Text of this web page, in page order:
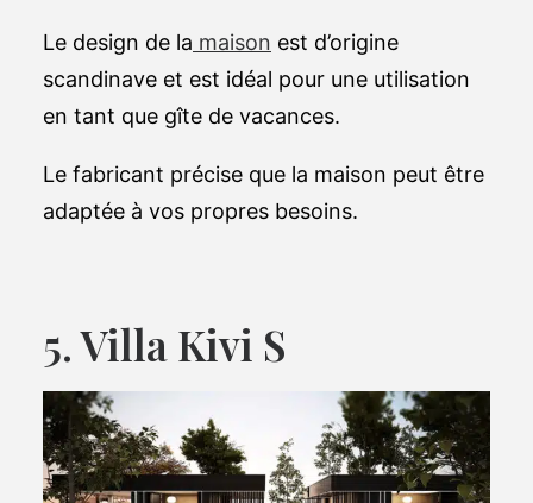
Le design de la maison est d’origine
scandinave et est idéal pour une utilisation
en tant que gîte de vacances.
Le fabricant précise que la maison peut être
adaptée à vos propres besoins.
5. Villa Kivi S